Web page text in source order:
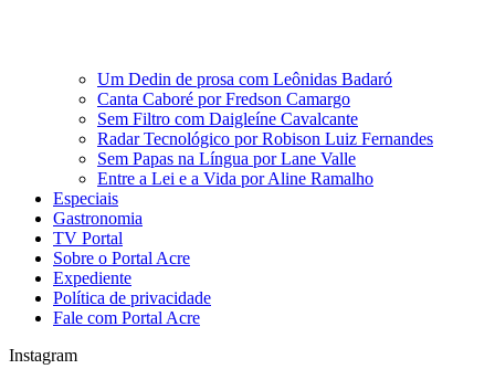
Um Dedin de prosa com Leônidas Badaró
Canta Caboré por Fredson Camargo
Sem Filtro com Daigleíne Cavalcante
Radar Tecnológico por Robison Luiz Fernandes
Sem Papas na Língua por Lane Valle
Entre a Lei e a Vida por Aline Ramalho
Especiais
Gastronomia
TV Portal
Sobre o Portal Acre
Expediente
Política de privacidade
Fale com Portal Acre
Instagram